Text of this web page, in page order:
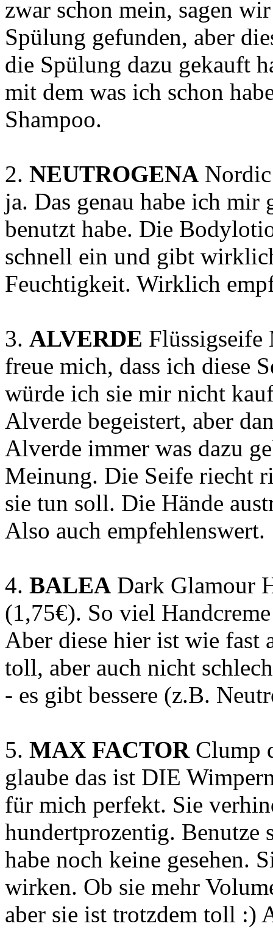
zwar schon mein, sagen
Spülung gefunden, aber
die Spülung dazu gekauft
mit dem was ich schon
Shampoo.
2. NEUTROGENA
ja. Das genau habe ich mir
benutzt habe. Die
schnell ein und gibt
Feuchtigkeit. Wirklich
3. ALVERDE
freue mich, dass ich diese
würde ich sie mir nicht
Alverde begeistert, aber
Alverde immer was dazu
Meinung. Die Seife riecht
sie tun soll. Die Hände
Also auch empfehlenswert.
4. BALEA Dark Glamour
(1,75€). So viel
Aber diese hier ist wie fast
toll, aber auch nicht
- es gibt bessere (z.B.
5. MAX FACTORClump
glaube das ist DIE
für mich perfekt. Sie
hundertprozentig. Benutze
habe noch keine gesehen.
wirken. Ob sie mehr
aber sie ist trotzdem toll :)